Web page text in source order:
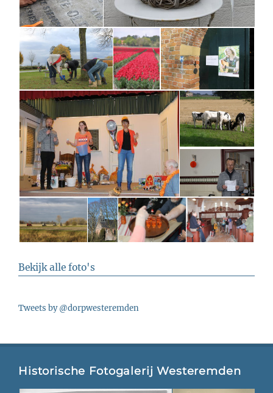
Bekijk alle foto's
Tweets by @dorpwesteremden
Historische Fotogalerij Westeremden